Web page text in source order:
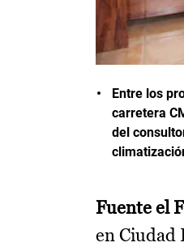
Entre los
carretera
del
Fuente el
en Ciudad